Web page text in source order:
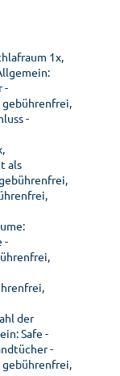
1x,
-
gebührenfrei,
-
als
-
der
Safe -
-
gebührenfrei,